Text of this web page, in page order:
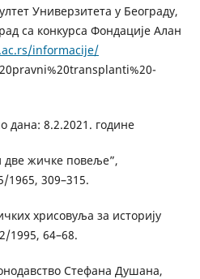
Универзитета у Београду,
са конкурса Фондације Алан
informacije/
дана: 8.2.2021. године
две жичке повеље”,
1965, 309–315.
хрисовуља за историју
1995, 64–68.
Стефана Душана,